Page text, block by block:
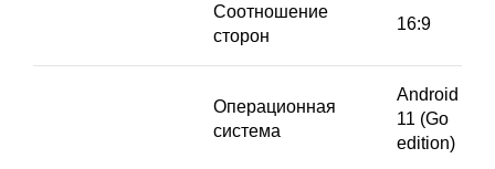
Соотношение
сторон
16:9
Операционная
система
Android ‘”
11 (Go
edition)